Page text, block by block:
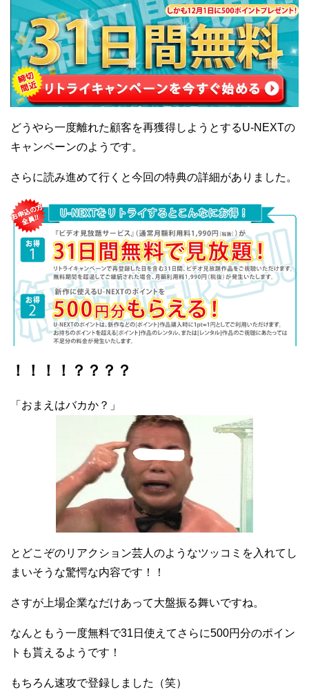
どうやら一度離れた顧客を再獲得しようとするU-NEXTの
キャンペーンのようです。
さらに読み進めて行くと今回の特典の詳細がありました。
！！！！？？？？
「おまえはバカか？」
とどこぞのリアクション芸人のようなツッコミを入れてし
まいそうな驚愕な内容です！！
さすが上場企業なだけあって大盤振る舞いですね。
なんともう一度無料で31日使えてさらに500円分のポイン
トも貰えるようです！
もちろん速攻で登録しました（笑）